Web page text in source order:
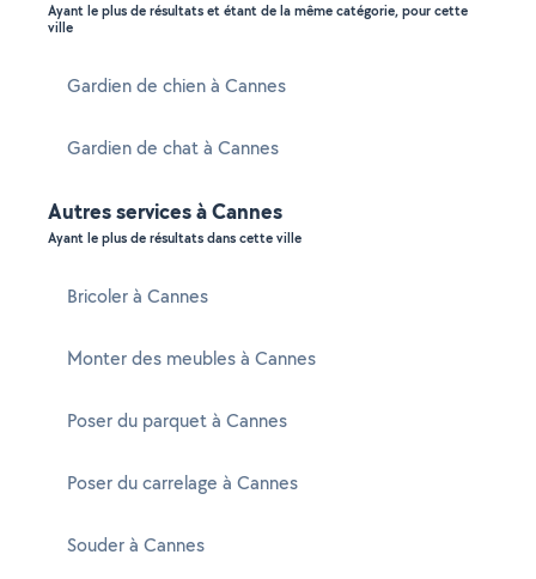
Ayant le plus de résultats et étant de la même catégorie, pour cette
ville
Gardien de chien à Cannes
Gardien de chat à Cannes
Autres services à Cannes
Ayant le plus de résultats dans cette ville
Bricoler à Cannes
Monter des meubles à Cannes
Poser du parquet à Cannes
Poser du carrelage à Cannes
Souder à Cannes